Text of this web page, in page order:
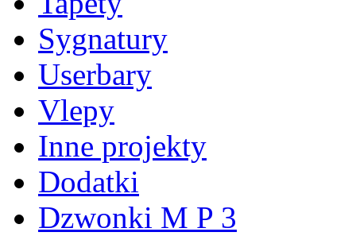
Sygnatury
Userbary
Vlepy
Inne projekty
Dodatki
Dzwonki M P 3